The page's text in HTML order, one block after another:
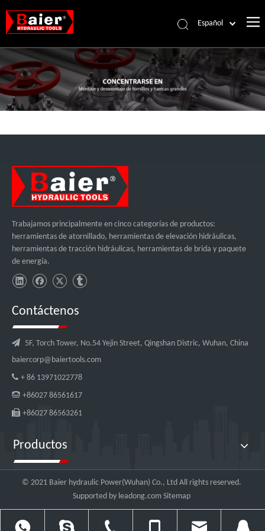
Español
Pусский
Français
العربية
English
Trabajamos principalmente en cinco categorías de productos:
herramientas de atornillado, herramientas de elevación hidráulicas,
herramientas de tracción hidráulicas, herramientas de brida y paquete
de energía.
Contáctenos
 5F, Torch Tower, No.54 Yejin Street, Qingshan Distric, Wuhan, China
baiercorp@baiertools.com
 + 86 13971022778
 +86027 86561617
 +86027 86563261
Productos
© 2021 Baier hydraulic Power(Wuhan) Co., Ltd All rights reserved.
Supported by leadong.com Sitemap